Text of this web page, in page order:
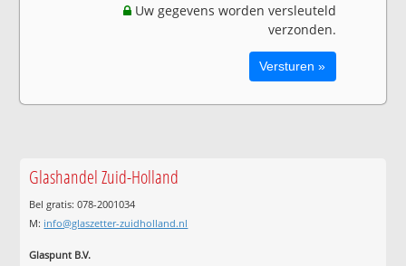
Uw gegevens worden versleuteld
verzonden.
Glashandel Zuid-Holland
Bel gratis: 078-2001034
M: info@glaszetter-zuidholland.nl
Glaspunt B.V.